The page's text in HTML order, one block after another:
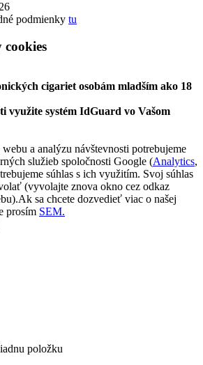
podmienky tu
cookies
cigariet osobám mladším ako 18
využite systém IdGuard vo Vašom
a analýzu návštevnosti potrebujeme
služieb spoločnosti Google (Analytics,
súhlas s ich využitím. Svoj súhlas
(vyvolajte znova okno cez odkaz
sa chcete dozvedieť viac o našej
prosím SEM.
položku